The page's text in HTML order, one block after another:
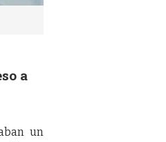
a
un